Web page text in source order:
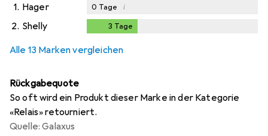
1. Hager 0 Tage i
2. Shelly 3 Tage
Alle 13 Marken vergleichen
Rückgabequote
So oft wird ein Produkt dieser Marke in der Kategorie
«Relais» retourniert.
Quelle: Galaxus